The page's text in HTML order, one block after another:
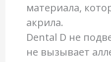
материала,
акрила.
Dental D не
не вызывает